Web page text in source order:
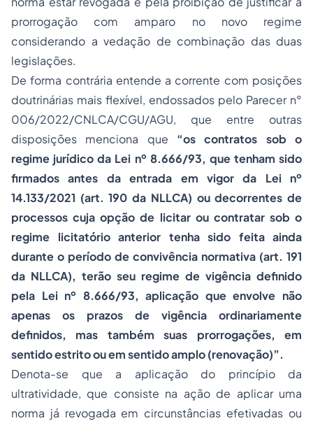
prorrogação com amparo no novo regime
considerando a vedação de combinação das duas
legislações.
De forma contrária entende a corrente com posições
doutrinárias mais flexível, endossados pelo Parecer n°
006/2022/CNLCA/CGU/AGU, que entre outras
disposições menciona que “os contratos sob o
regime jurídico da Lei nº 8.666/93, que tenham sido
firmados antes da entrada em vigor da Lei nº
14.133/2021 (art. 190 da NLLCA) ou decorrentes de
processos cuja opção de licitar ou contratar sob o
regime licitatório anterior tenha sido feita ainda
durante o período de convivência normativa (art. 191
da NLLCA), terão seu regime de vigência definido
pela Lei nº 8.666/93, aplicação que envolve não
apenas os prazos de vigência ordinariamente
definidos, mas também suas prorrogações, em
sentido estrito ou em sentido amplo (renovação)”.
Denota-se que a aplicação do princípio da
ultratividade, que consiste na ação de aplicar uma
norma já revogada em circunstâncias efetivadas ou